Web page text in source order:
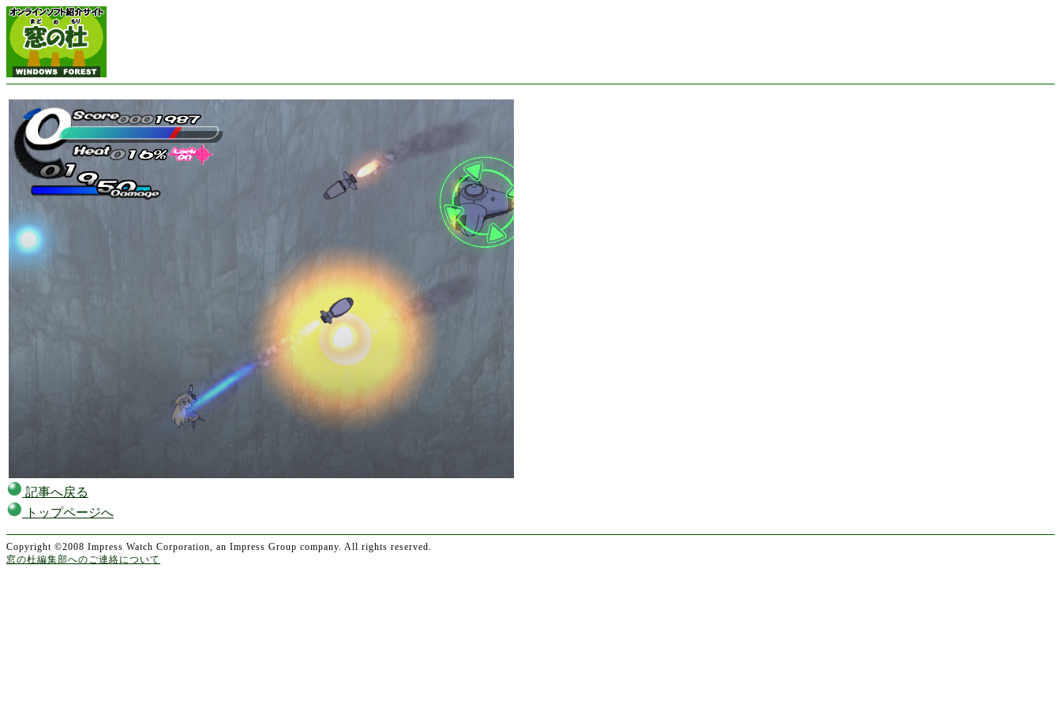
記事へ戻る
トップページへ
Copyright ©2008 Impress Watch Corporation, an Impress Group company. All rights reserved.
窓の杜編集部へのご連絡について